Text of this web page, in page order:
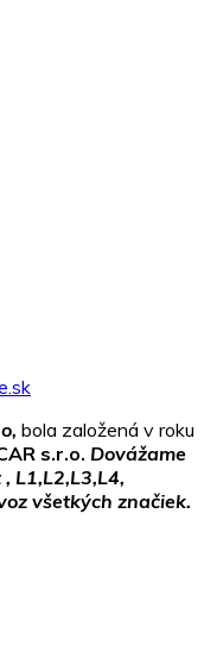
bola založená v roku
s.r.o. Dovážame
L1,L2,L3,L4,
všetkých značiek.